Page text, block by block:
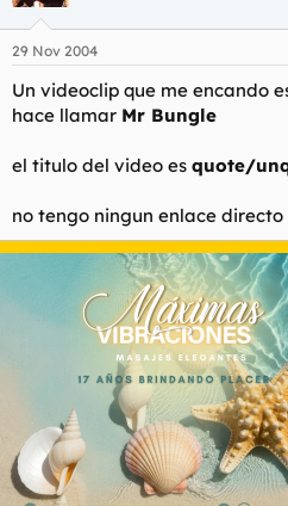
29 Nov 2004
Un videoclip que me encando
hace llamar Mr Bungle
el titulo del video es quote/
no tengo ningun enlace directo